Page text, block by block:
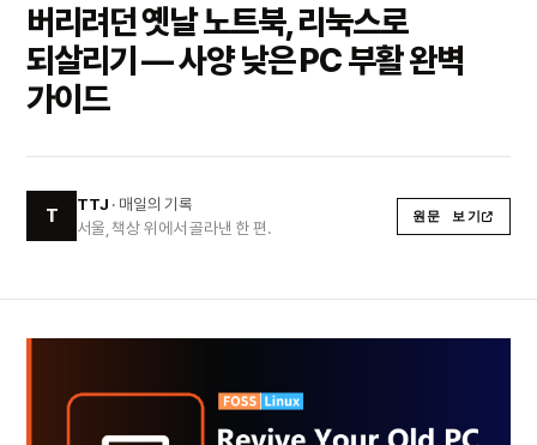
버리려던 옛날 노트북, 리눅스로
되살리기 — 사양 낮은 PC 부활 완벽
가이드
T
TTJ · 매일의 기록
서울, 책상 위에서 골라낸 한 편.
원문 보기